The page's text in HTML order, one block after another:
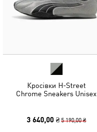
Кросівки H-Street
Chrome Sneakers Unisex
3 640,00 ₴ 5 190,00 ₴